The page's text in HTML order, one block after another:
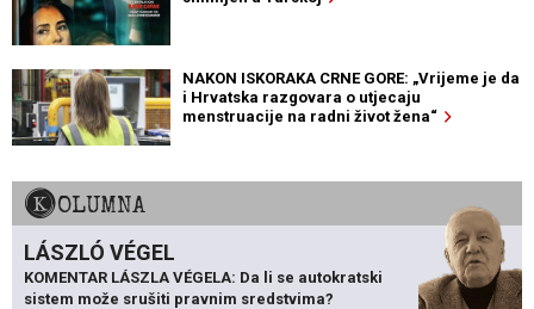
NAKON ISKORAKA CRNE GORE: „Vrijeme je da
i Hrvatska razgovara o utjecaju
menstruacije na radni život žena“
KOLUMNA
LÁSZLÓ VÉGEL
KOMENTAR LÁSZLA VÉGELA: Da li se autokratski
sistem može srušiti pravnim sredstvima?